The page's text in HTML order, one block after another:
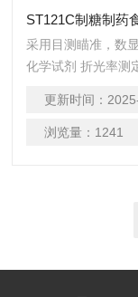
ST121C制糖制药
采用目测瞄准，数
化学试剂 折光率测
更新时间：
浏览量： 1241